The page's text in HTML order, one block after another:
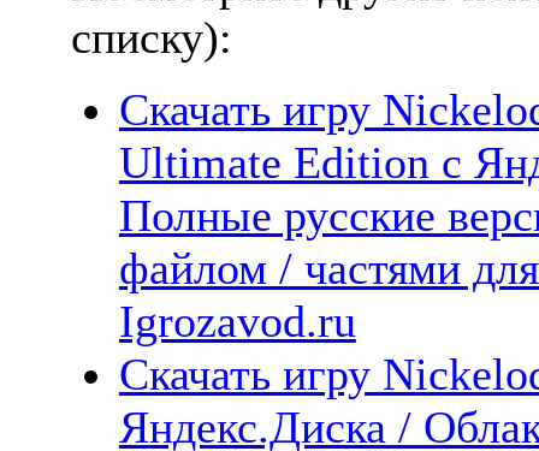
списку):
Скачать игру
Ultimate Edition с
Полные русские
файлом / частями
Igrozavod.ru
Скачать игру
Яндекс.Диска /